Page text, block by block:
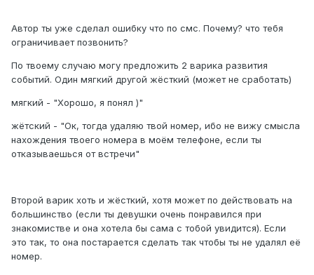
Автор ты уже сделал ошибку что по смс. Почему? что тебя
ограничивает позвонить?
По твоему случаю могу предложить 2 варика развития
событий. Один мягкий другой жёсткий (может не сработать)
мягкий - "Хорошо, я понял )"
жётский - "Ок, тогда удаляю твой номер, ибо не вижу смысла
нахождения твоего номера в моём телефоне, если ты
отказываешься от встречи"
Второй варик хоть и жёсткий, хотя может по действовать на
большинство (если ты девушки очень понравился при
знакомистве и она хотела бы сама с тобой увидится). Если
это так, то она постарается сделать так чтобы ты не удалял её
номер.